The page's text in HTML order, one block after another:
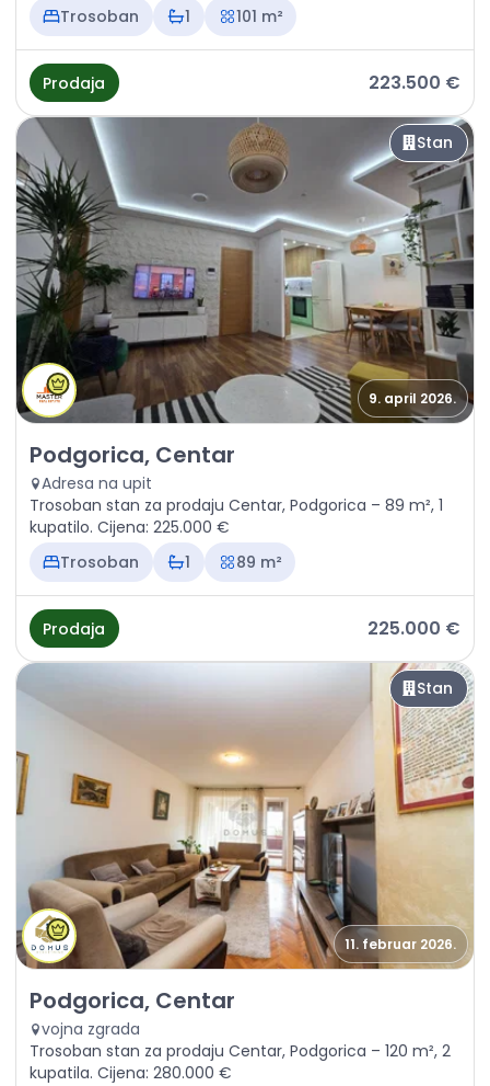
Trosoban
1 101 m²
Prodaja 223.500 €
Stan
9. april 2026.
Prodaja - Stan Podgorica, Centar
Podgorica, Centar
Adresa na upit
Trosoban stan za prodaju Centar, Podgorica – 89 m², 1
kupatilo. Cijena: 225.000 €
Trosoban
1 89 m²
Prodaja 225.000 €
Stan
11. februar 2026.
Prodaja - Stan Podgorica, Centar
Podgorica, Centar
vojna zgrada
Trosoban stan za prodaju Centar, Podgorica – 120 m², 2
kupatila. Cijena: 280.000 €